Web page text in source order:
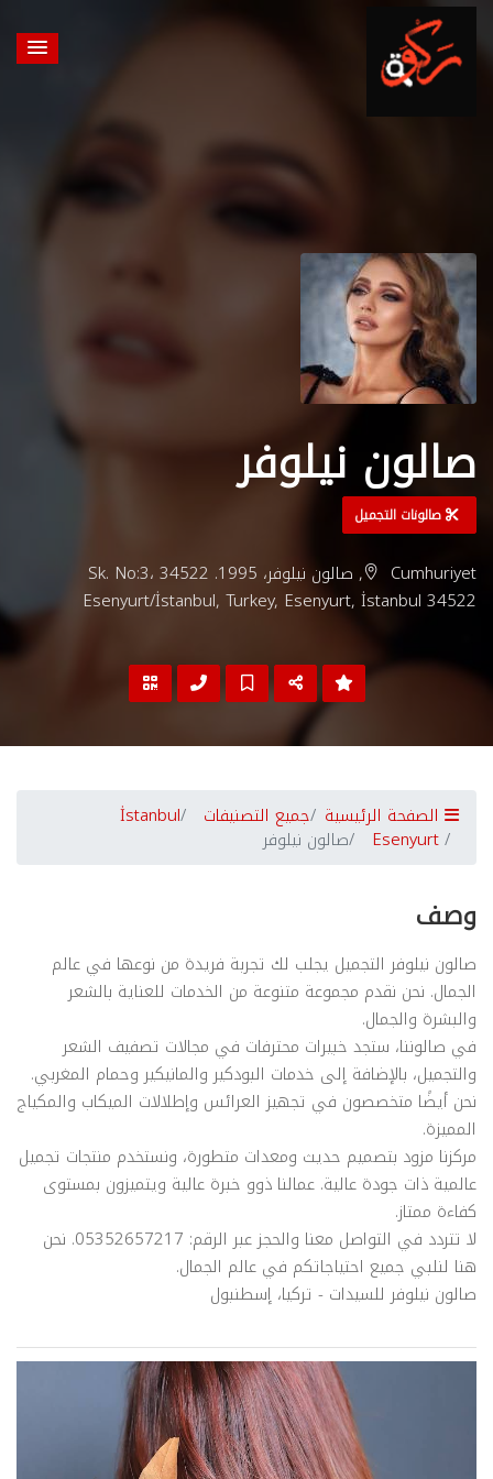
صالون نيلوفر
صالونات التجميل
Cumhuriyet, صالون نيلوفر، 1995. Sk. No:3، 34522
Esenyurt/İstanbul, Turkey, Esenyurt, İstanbul 34522
الصفحة الرئيسية جميع التصنيفات İstanbul
Esenyurt صالون نيلوفر
وصف
صالون نيلوفر التجميل يجلب لك تجربة فريدة من نوعها في عالم
الجمال. نحن نقدم مجموعة متنوعة من الخدمات للعناية بالشعر
والبشرة والجمال.
في صالوننا، ستجد خبيرات محترفات في مجالات تصفيف الشعر
والتجميل، بالإضافة إلى خدمات البودكير والمانيكير وحمام المغربي.
نحن أيضًا متخصصون في تجهيز العرائس وإطلالات الميكاب والمكياج
المميزة.
مركزنا مزود بتصميم حديث ومعدات متطورة، ونستخدم منتجات تجميل
عالمية ذات جودة عالية. عمالنا ذوو خبرة عالية ويتميزون بمستوى
كفاءة ممتاز.
لا تتردد في التواصل معنا والحجز عبر الرقم: 05352657217. نحن
هنا لنلبي جميع احتياجاتكم في عالم الجمال.
صالون نيلوفر للسيدات - تركيا، إسطنبول